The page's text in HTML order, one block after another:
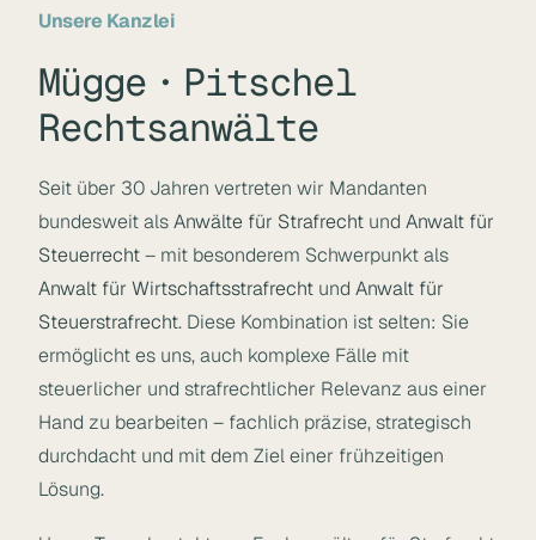
Unsere Kanzlei
Mügge・Pitschel
Rechtsanwälte
Seit über 30 Jahren vertreten wir Mandanten
bundesweit alsAnwälte für Strafrecht und Anwalt für
Steuerrecht– mit besonderem Schwerpunkt als
Anwalt für Wirtschaftsstrafrecht und Anwalt für
Steuerstrafrecht. Diese Kombination ist selten: Sie
ermöglicht es uns, auch komplexe Fälle mit
steuerlicher und strafrechtlicher Relevanz aus einer
Hand zu bearbeiten – fachlich präzise, strategisch
durchdacht und mit dem Ziel einer frühzeitigen
Lösung.